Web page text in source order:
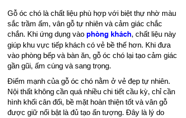
Gỗ óc chó là chất liệu phù hợp với biệt thự nhờ màu
sắc trầm ấm, vân gỗ tự nhiên và cảm giác chắc
chắn. Khi ứng dụng vào phòng khách, chất liệu này
giúp khu vực tiếp khách có vẻ bề thế hơn. Khi đưa
vào phòng bếp và bàn ăn, gỗ óc chó lại tạo cảm giác
gần gũi, ấm cúng và sang trọng.
Điểm mạnh của gỗ óc chó nằm ở vẻ đẹp tự nhiên.
Nội thất không cần quá nhiều chi tiết cầu kỳ, chỉ cần
hình khối cân đối, bề mặt hoàn thiện tốt và vân gỗ
được giữ nổi bật là đủ tạo ấn tượng. Đây là lý do